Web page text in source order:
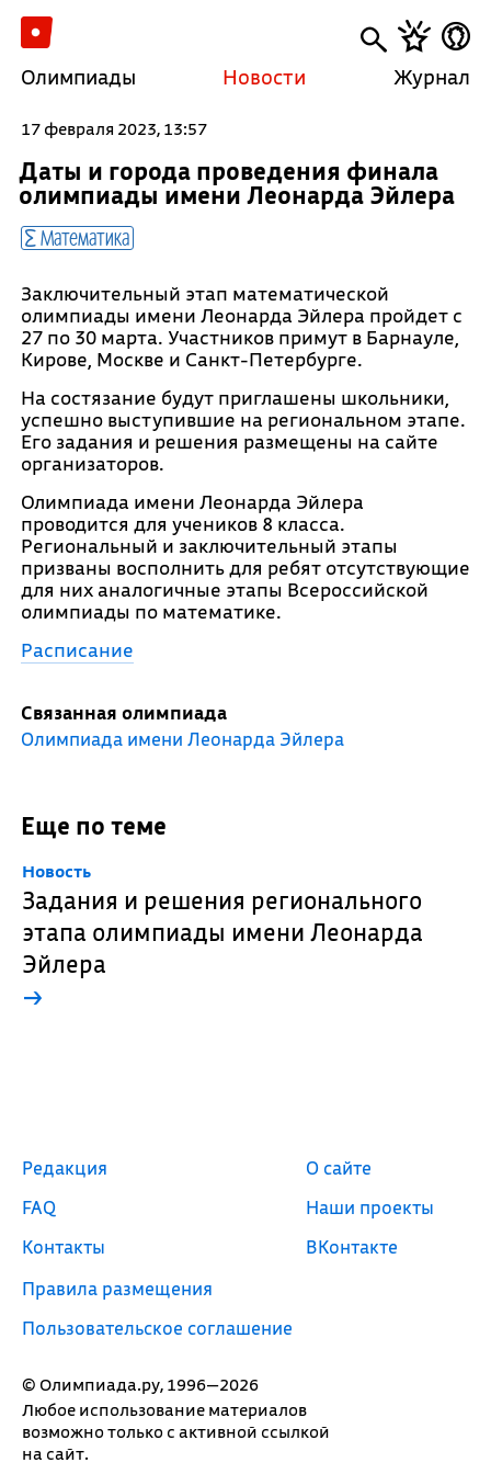
Олимпиады Новости Журнал
17 февраля 2023, 13:57
Даты и города проведения финала
олимпиады имени Леонарда Эйлера
Математика
Заключительный этап математической
олимпиады имени Леонарда Эйлера пройдет с
27 по 30 марта. Участников примут в Барнауле,
Кирове, Москве и Санкт-Петербурге.
На состязание будут приглашены школьники,
успешно выступившие на региональном этапе.
Его задания и решения размещены на сайте
организаторов.
Олимпиада имени Леонарда Эйлера
проводится для учеников 8 класса.
Региональный и заключительный этапы
призваны восполнить для ребят отсутствующие
для них аналогичные этапы Всероссийской
олимпиады по математике.
Расписание
Связанная олимпиада
Олимпиада имени Леонарда Эйлера
Еще по теме
Новость
Задания и решения регионального
этапа олимпиады имени Леонарда
Эйлера
→
© Олимпиада.ру, 1996—2026
Любое использование материалов
возможно только с активной ссылкой
на сайт.
Редакция
FAQ
Контакты
Правила размещения
Пользовательское соглашение
О сайте
Наши проекты
ВКонтакте